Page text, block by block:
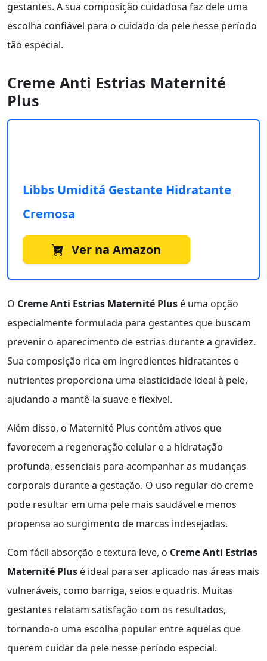
gestantes. A sua composição cuidadosa faz dele uma
escolha confiável para o cuidado da pele nesse período
tão especial.
Creme Anti Estrias Maternité
Plus
Libbs Umiditá Gestante Hidratante
Cremosa
Ver na Amazon
O Creme Anti Estrias Maternité Plus é uma opção
especialmente formulada para gestantes que buscam
prevenir o aparecimento de estrias durante a gravidez.
Sua composição rica em ingredientes hidratantes e
nutrientes proporciona uma elasticidade ideal à pele,
ajudando a mantê-la suave e flexível.
Além disso, o Maternité Plus contém ativos que
favorecem a regeneração celular e a hidratação
profunda, essenciais para acompanhar as mudanças
corporais durante a gestação. O uso regular do creme
pode resultar em uma pele mais saudável e menos
propensa ao surgimento de marcas indesejadas.
Com fácil absorção e textura leve, o Creme Anti Estrias
Maternité Plus é ideal para ser aplicado nas áreas mais
vulneráveis, como barriga, seios e quadris. Muitas
gestantes relatam satisfação com os resultados,
tornando-o uma escolha popular entre aquelas que
querem cuidar da pele nesse período especial.